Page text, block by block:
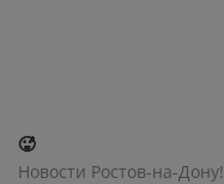
🥵
Новости Ростов-на-Дону!